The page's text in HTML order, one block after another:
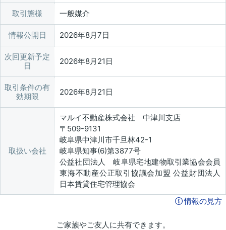
取引態様 一般媒介
情報公開日 2026年8月7日
次回更新予定
日
2026年8月21日
取引条件の有
効期限
2026年8月21日
取扱い会社
マルイ不動産株式会社 中津川支店
〒509-9131
岐阜県中津川市千旦林42-1
岐阜県知事(6)第3877号
公益社団法人 岐阜県宅地建物取引業協会会員
東海不動産公正取引協議会加盟 公益財団法人
日本賃貸住宅管理協会
情報の見方
ご家族やご友人に共有できます。